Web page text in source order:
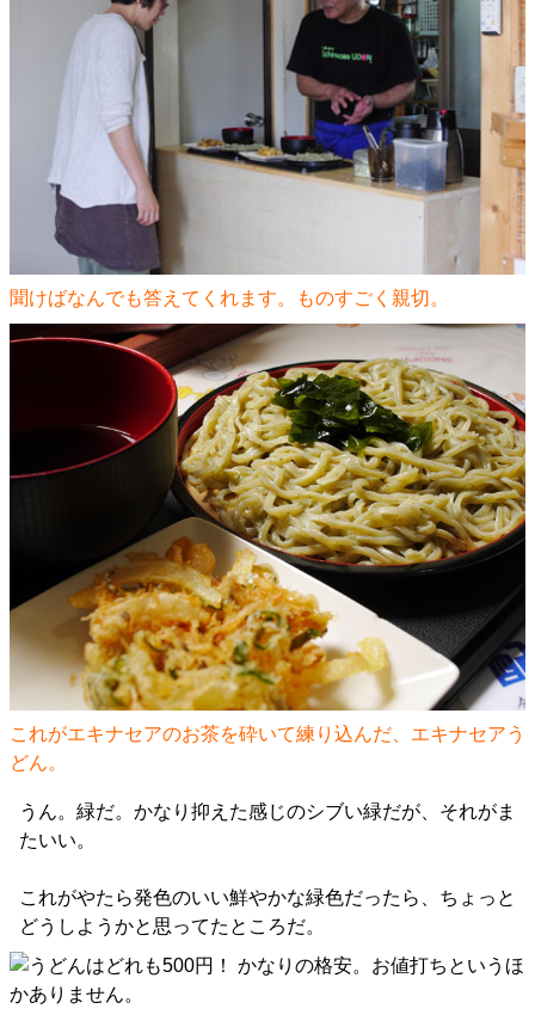
聞けばなんでも答えてくれます。ものすごく親切。
これがエキナセアのお茶を砕いて練り込んだ、エキナセアう
どん。
うん。緑だ。かなり抑えた感じのシブい緑だが、それがま
たいい。
これがやたら発色のいい鮮やかな緑色だったら、ちょっと
どうしようかと思ってたところだ。